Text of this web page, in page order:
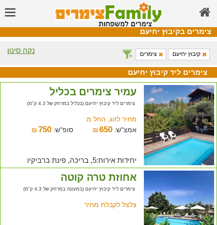
צימרים בקיבוץ יחיעם
נקה סינון קיבוץ יחיעם צימרים
צימרים ליד קיבוץ יחיעם
עמיר צימרים בכליל
צימרים ליד קיבוץ יחיעם (בכליל במרחק של 4.3 ק"מ)
מחיר לזוג, החל מ:
אמצ"ש:
₪650 סופ"ש: ₪ 750
יחידות אירוח:5, בריכה, פינת ברביקיו
אחוזת טרה קוטה
צימרים ליד קיבוץ יחיעם (במעונה במרחק של 4.3 ק"מ)
צלצל לקבלת מחיר